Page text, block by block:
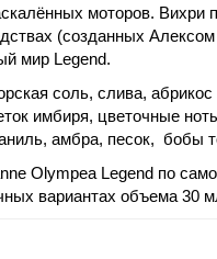
моторов. Вихри
(созданных
мир Legend.
соль, слива, абрикос
имбиря, цветочные
амбра, песок, бобы
Olympea Legend по
вариантах объема 30